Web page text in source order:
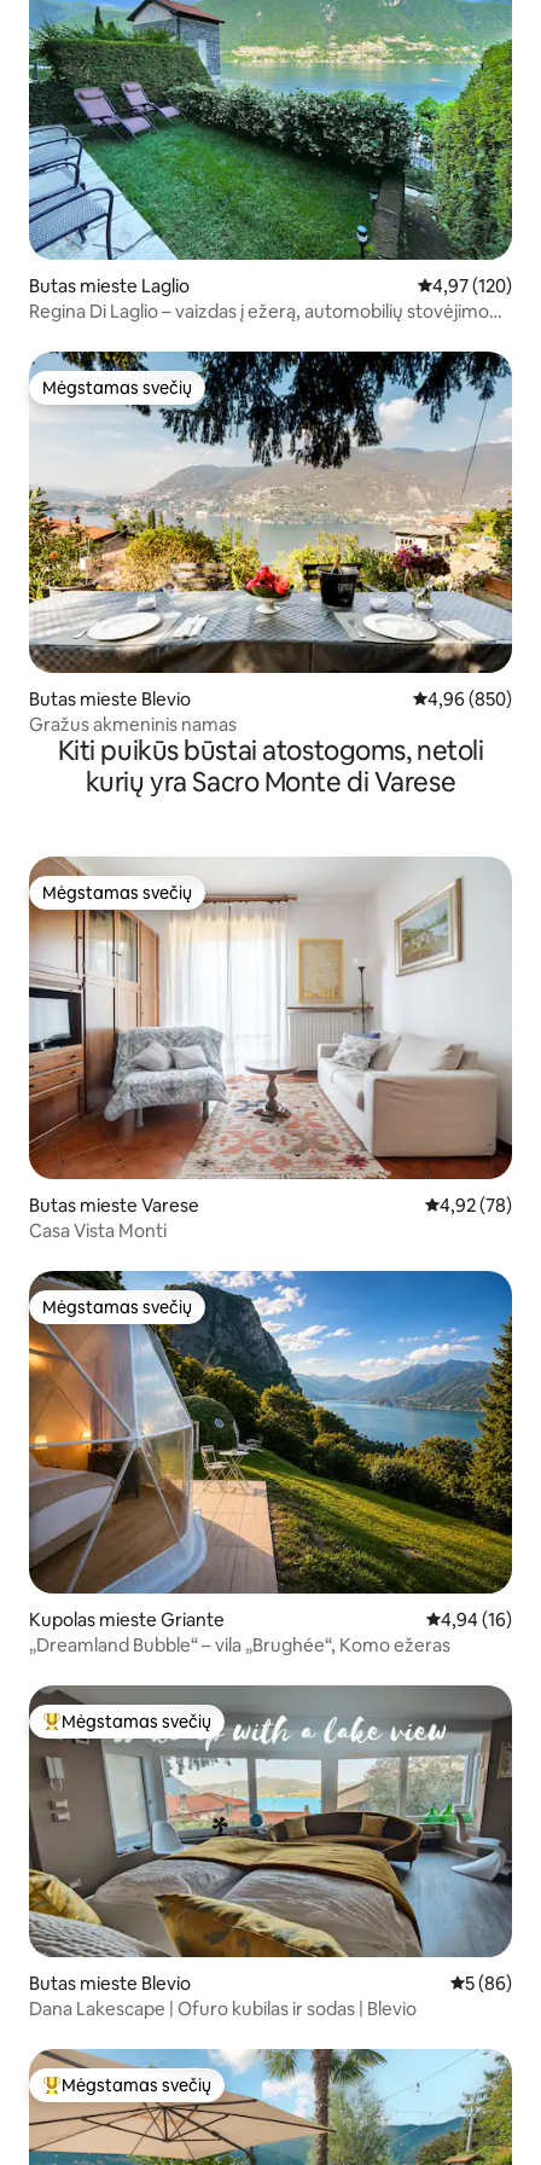
Butas mieste Laglio Vidutinis
4,97 (120)
Regina Di Laglio – vaizdas į ežerą, automobilių stovėjimo
Mėgstamas svečių
Mėgstamas svečių
Butas mieste Blevio Vidutinis
4,96 (850)
Gražus akmeninis namas
Kiti puikūs būstai atostogoms, netoli
kurių yra Sacro Monte di Varese
Mėgstamas svečių
Mėgstamas svečių
Butas mieste Varese Vidutinis
4,92 (78)
Casa Vista Monti
Mėgstamas svečių
Mėgstamas svečių
Kupolas mieste Griante Vidutinis
4,94 (16)
„Dreamland Bubble“ – vila „Brughée“, Komo ežeras
Svečių mėgstamiausias
Mėgstamas svečių
Butas mieste Blevio Vidutinis
5 (86)
Dana Lakescape | Ofuro kubilas ir sodas | Blevio
Svečių mėgstamiausias
Mėgstamas svečių